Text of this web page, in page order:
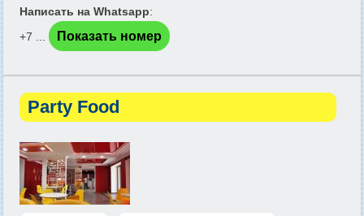
Написать на Whatsapp:
+7 ...
Показать номер
Party Food